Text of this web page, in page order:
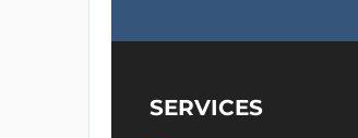
SERVICES